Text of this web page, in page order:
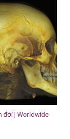
đời | Worldwide